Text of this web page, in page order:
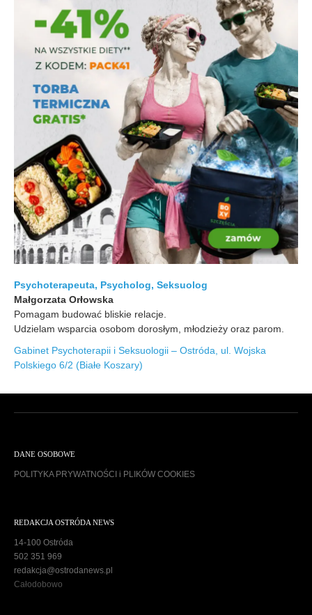
Psychoterapeuta, Psycholog, Seksuolog
Małgorzata Orłowska
Pomagam budować bliskie relacje.
Udzielam wsparcia osobom dorosłym, młodzieży oraz parom.
Gabinet Psychoterapii i Seksuologii – Ostróda, ul. Wojska
Polskiego 6/2 (Białe Koszary)
DANE OSOBOWE
POLITYKA PRYWATNOŚCI i PLIKÓW COOKIES
REDAKCJA OSTRÓDA NEWS
14-100 Ostróda
502 351 969
redakcja@ostrodanews.pl
Całodobowo